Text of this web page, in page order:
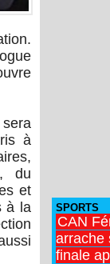
à
du
et
à la
SPORTS
CAN
arrache
finale